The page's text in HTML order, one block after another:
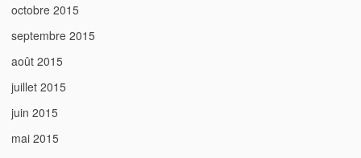
octobre 2015
septembre 2015
août 2015
juillet 2015
juin 2015
mai 2015